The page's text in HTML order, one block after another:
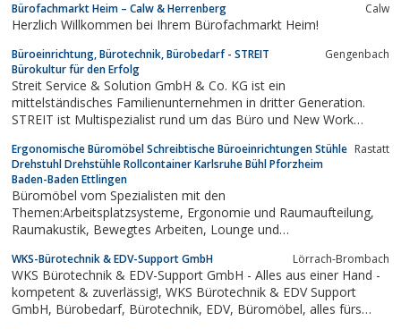
Bürofachmarkt Heim – Calw & Herrenberg Calw
Herzlich Willkommen bei Ihrem Bürofachmarkt Heim!
Büroeinrichtung, Bürotechnik, Bürobedarf - STREIT
Bürokultur für den Erfolg
Gengenbach
Streit Service & Solution GmbH & Co. KG ist ein
mittelständisches Familienunternehmen in dritter Generation.
STREIT ist Multispezialist rund um das Büro und New Work
Ergonomische Büromöbel Schreibtische Büroeinrichtungen Stühle
Drehstuhl Drehstühle Rollcontainer Karlsruhe Bühl Pforzheim
Baden-Baden Ettlingen
Rastatt
Büromöbel vom Spezialisten mit den
Themen:Arbeitsplatzsysteme, Ergonomie und Raumaufteilung,
Raumakustik, Bewegtes Arbeiten, Lounge und
Drehstuhl Drehstühle Rollcontainer Loungemöbel Stapelstühle
Palmberg Vario Löffler Viasit Nowy Styl Stechert Fröscher...
WKS-Bürotechnik & EDV-Support GmbH Lörrach-Brombach
WKS Bürotechnik & EDV-Support GmbH - Alles aus einer Hand -
kompetent & zuverlässig!, WKS Bürotechnik & EDV Support
GmbH, Bürobedarf, Bürotechnik, EDV, Büromöbel, alles fürs